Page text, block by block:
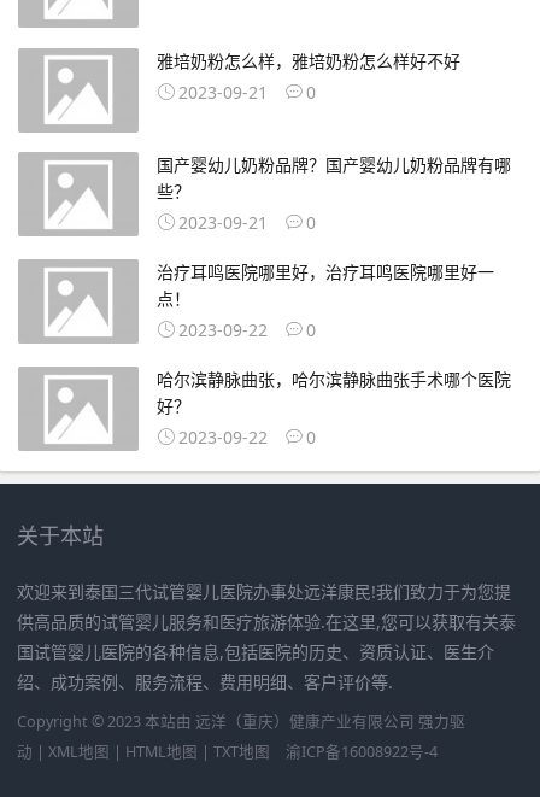
雅培奶粉怎么样，雅培奶粉怎么样好不好
2023-09-21
0
国产婴幼儿奶粉品牌？国产婴幼儿奶粉品牌有哪
些？
2023-09-21
0
治疗耳鸣医院哪里好，治疗耳鸣医院哪里好一
点！
2023-09-22
0
哈尔滨静脉曲张，哈尔滨静脉曲张手术哪个医院
好？
2023-09-22
0
关于本站
欢迎来到泰国三代试管婴儿医院办事处远洋康民!我们致力于为您提
供高品质的试管婴儿服务和医疗旅游体验.在这里,您可以获取有关泰
国试管婴儿医院的各种信息,包括医院的历史、资质认证、医生介
绍、成功案例、服务流程、费用明细、客户评价等.
Copyright © 2023 本站由 远洋（重庆）健康产业有限公司 强力驱
动 | XML地图 | HTML地图 | TXT地图 渝ICP备16008922号-4